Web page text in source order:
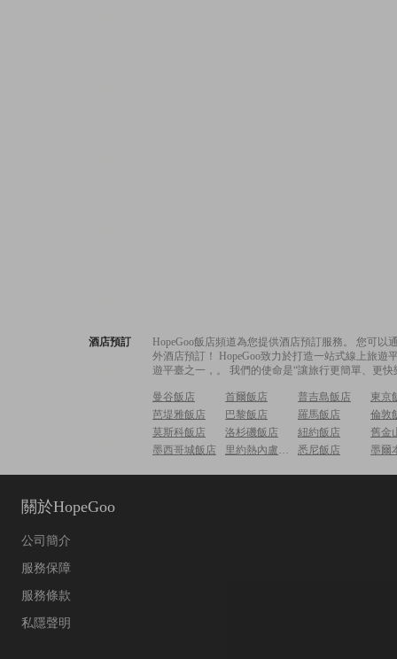
酒店預訂
HopeGoo飯店頻道為您提供酒店預訂服務。 您可
外酒店預訂！ HopeGoo致力於打造一站式線上旅
遊平臺之一，。 我們的使命是“讓旅行更簡單、更
曼谷飯店 首爾飯店 普吉島飯店
東京
芭堤雅飯店
巴黎飯店 羅馬飯店
倫敦
莫斯科飯店
洛杉磯飯店 紐約飯店
舊金
墨西哥城飯店
里約熱內盧飯店 悉尼飯店 墨爾
關於HopeGoo
公司簡介
服務保障
服務條款
私隱聲明